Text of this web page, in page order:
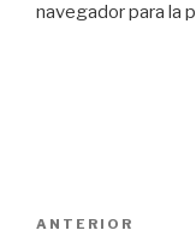
navegador para la
Entrada
ANTERIOR